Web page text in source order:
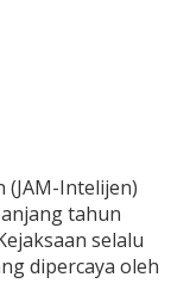
(JAM-Intelijen)
tahun
selalu
dipercaya oleh